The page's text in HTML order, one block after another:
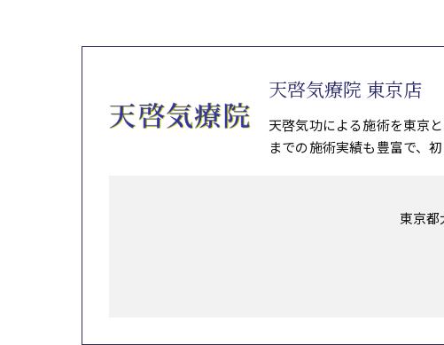
天啓気療院 東京店
天啓気功による施術を東京
までの施術実績も豊富で、
東京